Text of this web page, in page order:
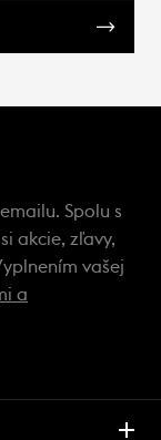
Spolu s
akcie, zľavy,
vašej
a